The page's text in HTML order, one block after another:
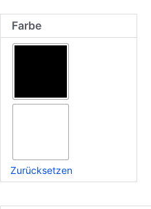
Farbe
Zurücksetzen
Cap
mit